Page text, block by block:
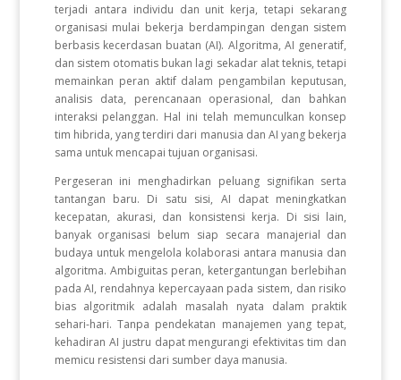
terjadi antara individu dan unit kerja, tetapi sekarang
organisasi mulai bekerja berdampingan dengan sistem
berbasis kecerdasan buatan (AI). Algoritma, AI generatif,
dan sistem otomatis bukan lagi sekadar alat teknis, tetapi
memainkan peran aktif dalam pengambilan keputusan,
analisis data, perencanaan operasional, dan bahkan
interaksi pelanggan. Hal ini telah memunculkan konsep
tim hibrida, yang terdiri dari manusia dan AI yang bekerja
sama untuk mencapai tujuan organisasi.
Pergeseran ini menghadirkan peluang signifikan serta
tantangan baru. Di satu sisi, AI dapat meningkatkan
kecepatan, akurasi, dan konsistensi kerja. Di sisi lain,
banyak organisasi belum siap secara manajerial dan
budaya untuk mengelola kolaborasi antara manusia dan
algoritma. Ambiguitas peran, ketergantungan berlebihan
pada AI, rendahnya kepercayaan pada sistem, dan risiko
bias algoritmik adalah masalah nyata dalam praktik
sehari-hari. Tanpa pendekatan manajemen yang tepat,
kehadiran AI justru dapat mengurangi efektivitas tim dan
memicu resistensi dari sumber daya manusia.